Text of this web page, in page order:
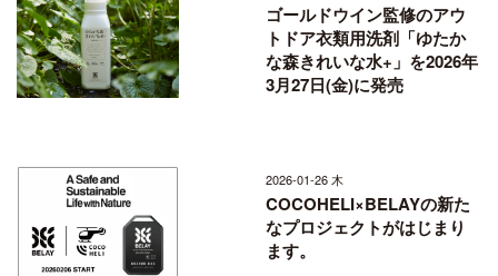
ゴールドウイン監修のアウ
トドア衣類用洗剤「ゆたか
な森きれいな水+」を2026年
3月27日(金)に発売
2026-01-26 木
COCOHELI×BELAYの新た
なプロジェクトがはじまり
ます。